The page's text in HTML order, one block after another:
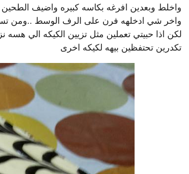
واخلط وبعدين افرغه بكاسه كبيره واضيف
واخر شي ادخلهه فرن على الرف الوسط ..ومن
لكن اذا حبيتي تعملين مثل تزيين الكيكه الي هسه
تكدرين تحتفظين بيهه لكيكه اخرى